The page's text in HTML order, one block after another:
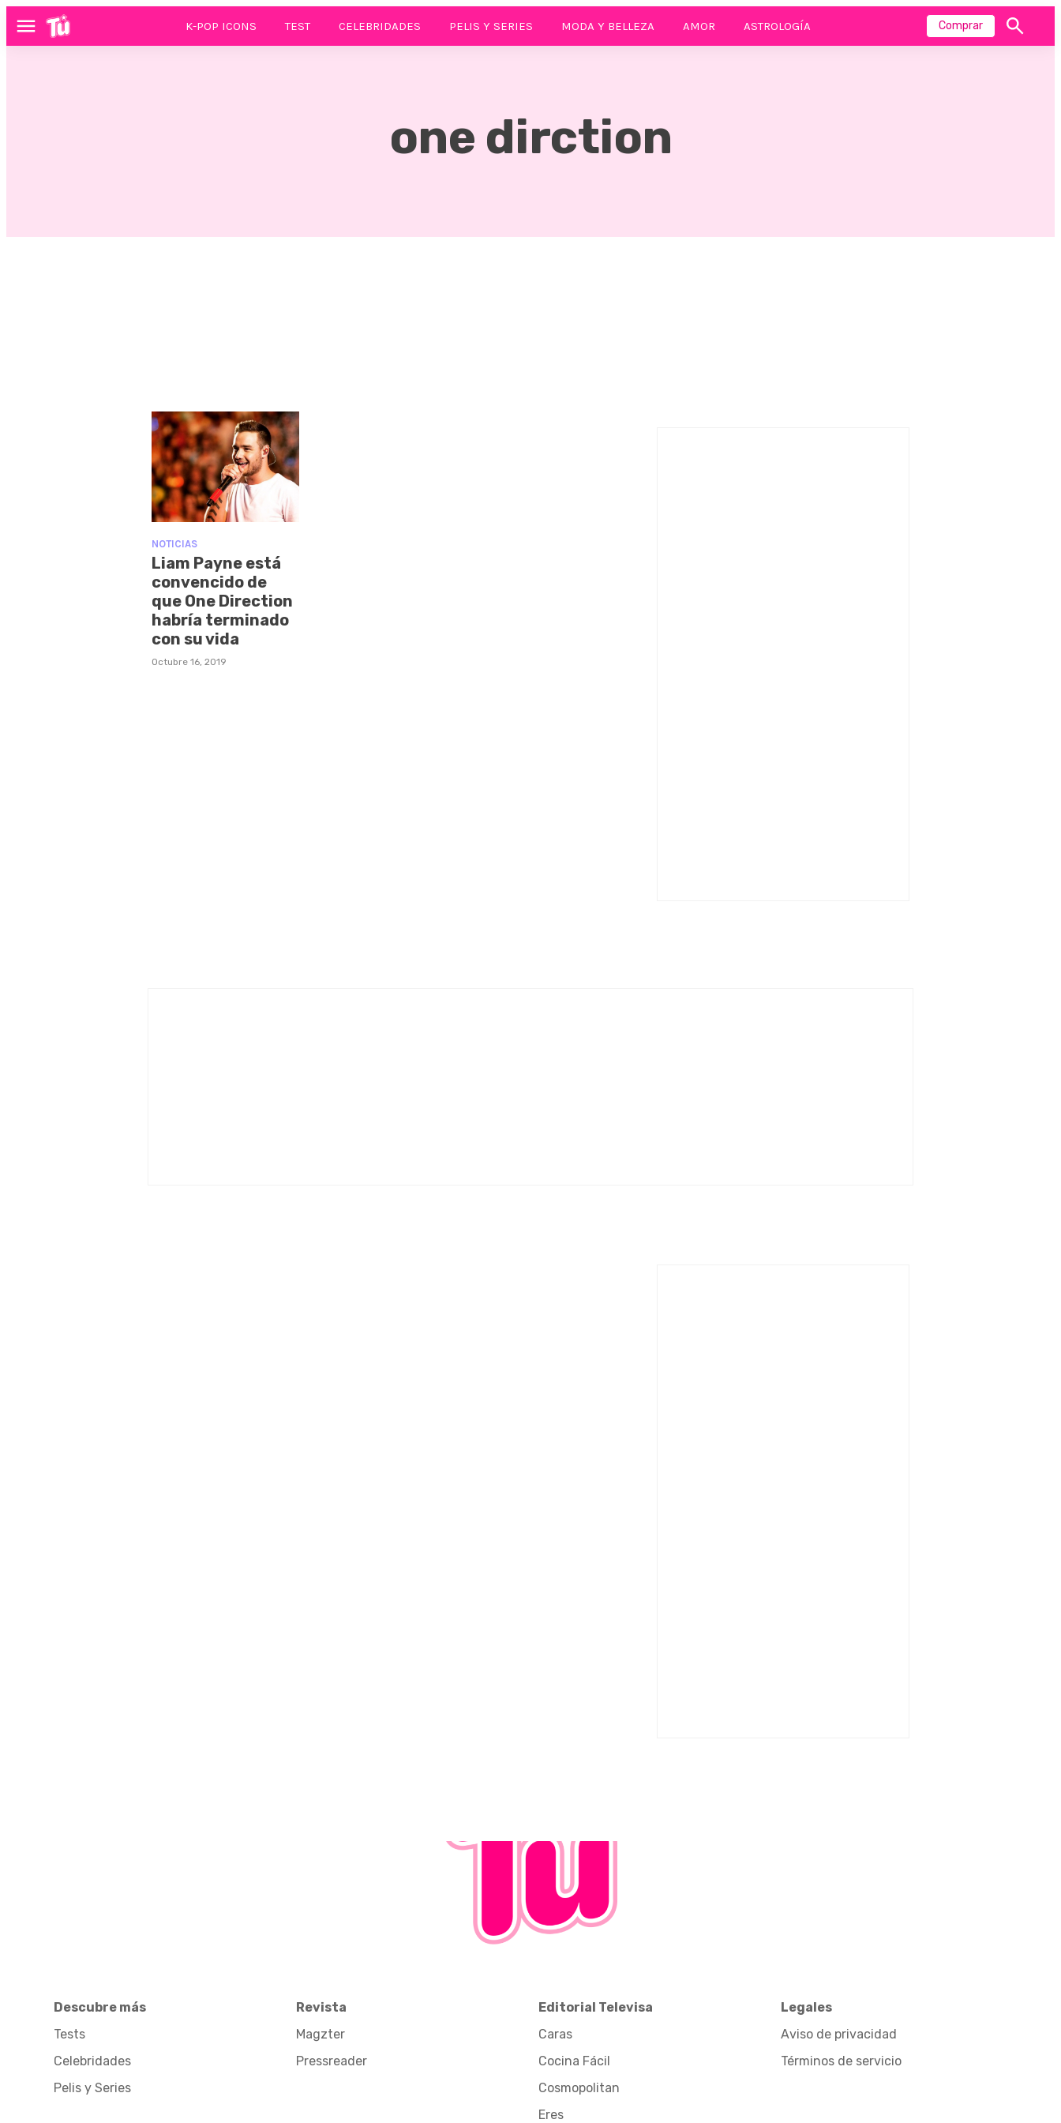
Menú K-POP ICONS TEST CELEBRIDADES PELIS Y SERIES MODA Y BELLEZA AMOR ASTROLOGÍA Comprar
Mostrar
one dirction
NOTICIAS
Liam Payne está
convencido de
que One Direction
habría terminado
con su vida
Octubre 16, 2019
Descubre más
Tests
Celebridades
Pelis y Series
Revista
Magzter
Pressreader
Editorial Televisa
Caras
Cocina Fácil
Cosmopolitan
Eres
Legales
Aviso de privacidad
Términos de servicio